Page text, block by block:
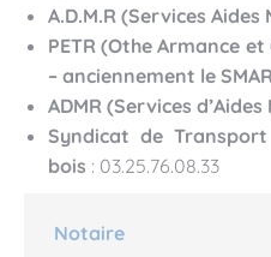
A.D.M.R (Services Aides
PETR (Othe Armance et
– anciennement le
ADMR (Services
Syndicat de
bois : 03.25.76.08.33
Notaire